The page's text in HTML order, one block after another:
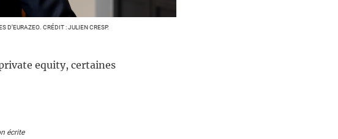
D’EURAZEO. CRÉDIT : JULIEN CRESP.
equity, certaines
écrite